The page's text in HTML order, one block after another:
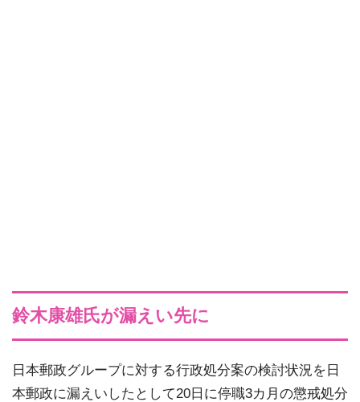
鈴木康雄氏が漏えい先に
日本郵政グループに対する行政処分案の検討状況を日
本郵政に漏えいしたとして20日に停職3カ月の懲戒処分